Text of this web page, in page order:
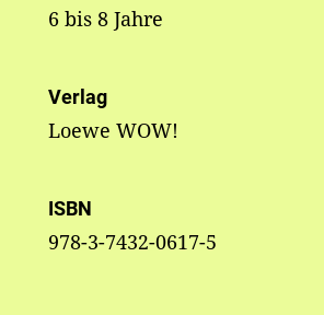
6 bis 8 Jahre
Verlag
Loewe WOW!
ISBN
978-3-7432-0617-5